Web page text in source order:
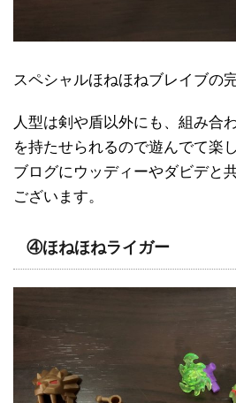
スペシャルほねほねブレイブの
人型は剣や盾以外にも、組み合
を持たせられるので遊んでて楽
ブログにウッディーやダビデと
ございます。
④ほねほねライガー